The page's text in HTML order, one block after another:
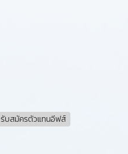
รับสมัครตัวแทนอีฟส์